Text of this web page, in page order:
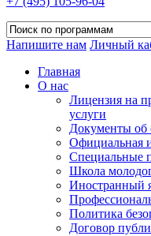
Напишите нам Личный
Главная
О нас
Лицензия на
услуги
Документы об
Официальная
Специальные
Школа
Иностранный
Политика
Договор